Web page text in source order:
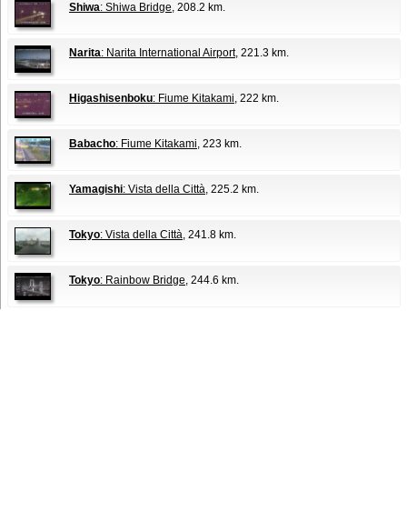
Shiwa: Shiwa Bridge, 208.2 km.
Narita: Narita International Airport, 221.3 km.
Higashisenboku: Fiume Kitakami, 222 km.
Babacho: Fiume Kitakami, 223 km.
Yamagishi: Vista della Città, 225.2 km.
Tokyo: Vista della Città, 241.8 km.
Tokyo: Rainbow Bridge, 244.6 km.